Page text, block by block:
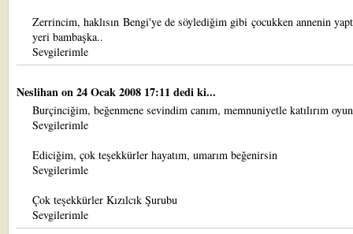
Zerrincim, haklısın Bengi'ye de söylediğim gibi çocukken annenin
yeri bambaşka..
Sevgilerimle
Neslihanon 24 Ocak 2008 17:11 dedi ki...
Burçinciğim, beğenmene sevindim canım, memnuniyetle katılırım
Sevgilerimle
Ediciğim, çok teşekkürler hayatım, umarım beğenirsin
Sevgilerimle
Çok teşekkürler Kızılcık Şurubu
Sevgilerimle